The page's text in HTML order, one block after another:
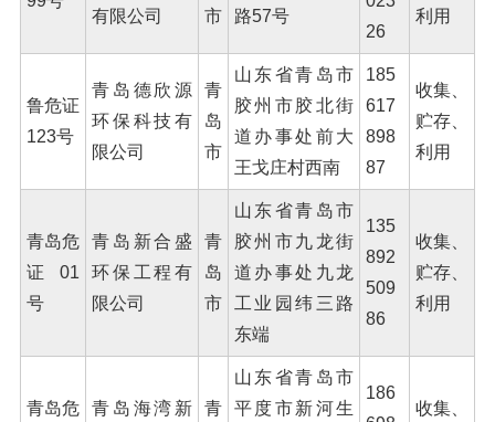
有限公司
市 路57号
26
利用
鲁危证
123号
青岛德欣源
环保科技有
限公司
青
岛
市
山东省青岛市
胶州市胶北街
道办事处前大
王戈庄村西南
185
617
898
87
收集、
贮存、
利用
青岛危
证01
号
青岛新合盛
环保工程有
限公司
青
岛
市
山东省青岛市
胶州市九龙街
道办事处九龙
工业园纬三路
东端
135
892
509
86
收集、
贮存、
利用
青岛危
青岛海湾新
青
山东省青岛市
平度市新河生
186
收集、